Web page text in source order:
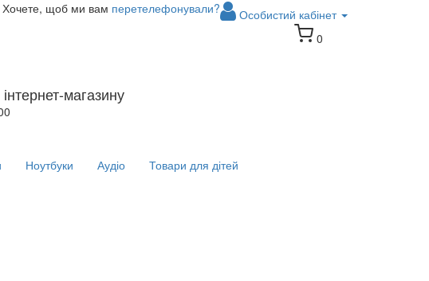
Особистий кабінет
Хочете, щоб ми вам перетелефонували?
магазину
0
Ноутбуки Аудіо Товари для дітей